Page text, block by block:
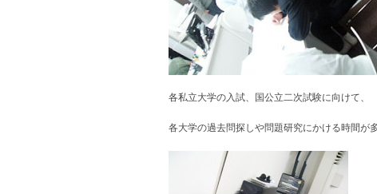
各私立大学の入試、国公立二次試験に向けて、
各大学の過去問探しや問題研究にかける時間が